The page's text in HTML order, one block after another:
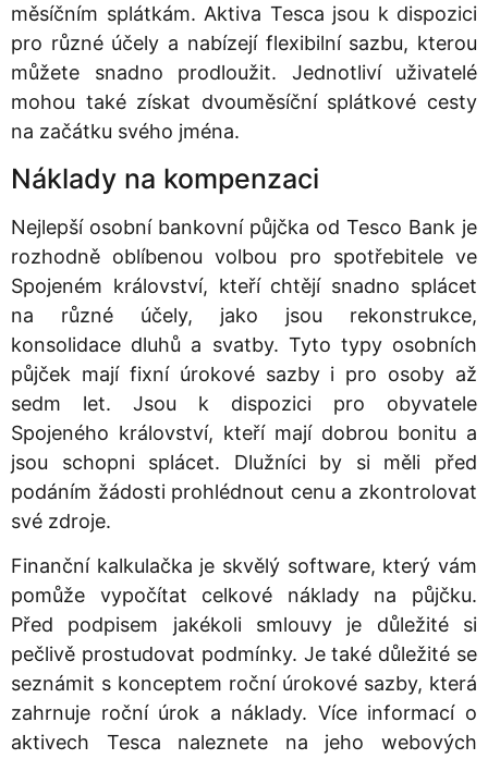
měsíčním splátkám. Aktiva Tesca jsou k dispozici
pro různé účely a nabízejí flexibilní sazbu, kterou
můžete snadno prodloužit. Jednotliví uživatelé
mohou také získat dvouměsíční splátkové cesty
na začátku svého jména.
Náklady na kompenzaci
Nejlepší osobní bankovní půjčka od Tesco Bank je
rozhodně oblíbenou volbou pro spotřebitele ve
Spojeném království, kteří chtějí snadno splácet
na různé účely, jako jsou rekonstrukce,
konsolidace dluhů a svatby. Tyto typy osobních
půjček mají fixní úrokové sazby i pro osoby až
sedm let. Jsou k dispozici pro obyvatele
Spojeného království, kteří mají dobrou bonitu a
jsou schopni splácet. Dlužníci by si měli před
podáním žádosti prohlédnout cenu a zkontrolovat
své zdroje.
Finanční kalkulačka je skvělý software, který vám
pomůže vypočítat celkové náklady na půjčku.
Před podpisem jakékoli smlouvy je důležité si
pečlivě prostudovat podmínky. Je také důležité se
seznámit s konceptem roční úrokové sazby, která
zahrnuje roční úrok a náklady. Více informací o
aktivech Tesca naleznete na jeho webových